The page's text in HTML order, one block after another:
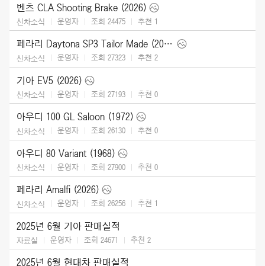
벤츠 CLA Shooting Brake (2026)
신차소식 운영자 조회 24475 추천 1
페라리 Daytona SP3 Tailor Made (2025)
신차소식 운영자 조회 27323 추천 2
기아 EV5 (2026)
신차소식 운영자 조회 27193 추천 0
아우디 100 GL Saloon (1972)
신차소식 운영자 조회 26130 추천 0
아우디 80 Variant (1968)
신차소식 운영자 조회 27900 추천 0
페라리 Amalfi (2026)
신차소식 운영자 조회 26256 추천 1
2025년 6월 기아 판매실적
자료실 운영자 조회 24671 추천 2
2025년 6월 현대차 판매실적